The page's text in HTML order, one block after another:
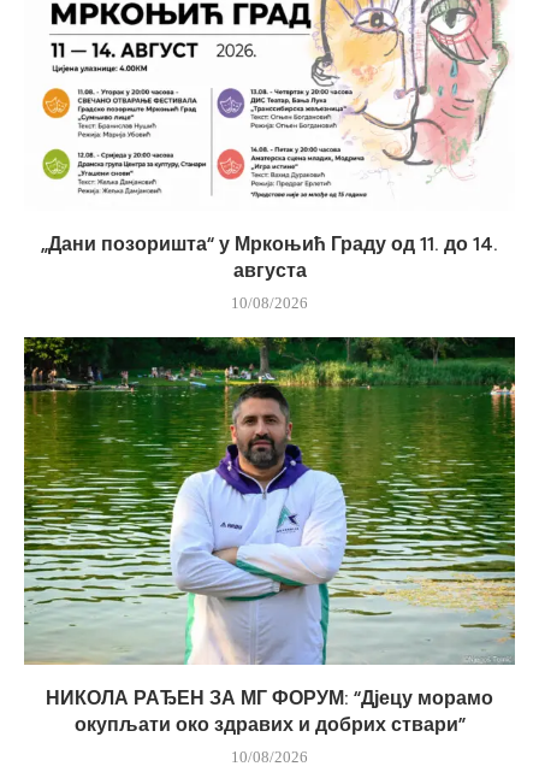
„Дани позоришта“ у Мркоњић Граду од 11. до 14.
августа
10/08/2026
НИКОЛА РАЂЕН ЗА МГ ФОРУМ: “Дјецу морамо
окупљати око здравих и добрих ствари”
10/08/2026